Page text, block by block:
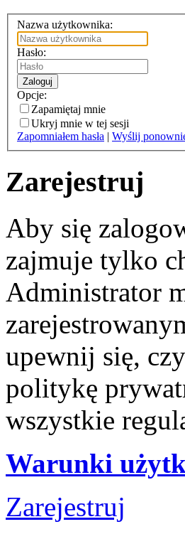
Nazwa użytkownika:
Hasło:
Zaloguj
Opcje:
Zapamiętaj mnie
Ukryj mnie w tej sesji
Zapomniałem hasła | Wyślij
Zarejestruj
Aby się
zajmuje tylko
Administrator
upewnij się,
politykę
wszystkie
Warunki
Zarejestruj